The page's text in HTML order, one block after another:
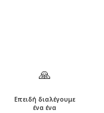
🙏
Επειδή διαλέγουμε
ένα ένα